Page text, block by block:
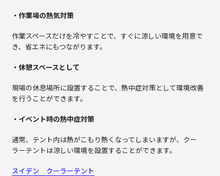
・作業場の熱気対策
作業スペースだけを冷やすことで、すぐに涼しい環境を用意で
き、省エネにもつながります。
・休憩スペースとして
現場の休息場所に設置することで、熱中症対策として環境改善
を行うことができます。
・イベント時の熱中症対策
通常、テント内は熱がこもり熱くなってしまいますが、クー
ラーテントは涼しい環境を設置することができます。
スイデン クーラーテント